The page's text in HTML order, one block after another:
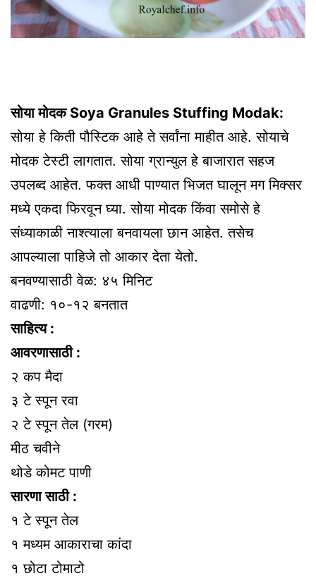
सोया मोदक Soya Granules Stuffing Modak:
सोया हे किती पौस्टिक आहे ते सर्वांना माहीत आहे. सोयाचे
मोदक टेस्टी लागतात. सोया ग्रान्युल हे बाजारात सहज
उपलब्द आहेत. फक्त आधी पाण्यात भिजत घालून मग मिक्सर
मध्ये एकदा फिरवून घ्या. सोया मोदक किंवा समोसे हे
संध्याकाळी नाश्त्याला बनवायला छान आहेत. तसेच
आपल्याला पाहिजे तो आकार देता येतो.
बनवण्यासाठी वेळ: ४५ मिनिट
वाढणी: १०-१२ बनतात
साहित्य :
आवरणासाठी :
२ कप मैदा
३ टे स्पून रवा
२ टे स्पून तेल (गरम)
मीठ चवीने
थोडे कोमट पाणी
सारणा साठी :
१ टे स्पून तेल
१ मध्यम आकाराचा कांदा
१ छोटा टोमाटो